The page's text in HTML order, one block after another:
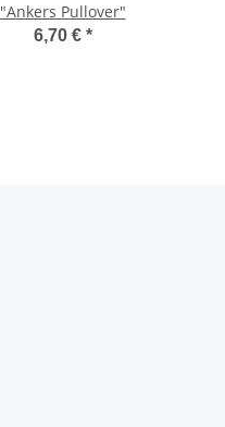
"Ankers Pullover"
6,70 € *